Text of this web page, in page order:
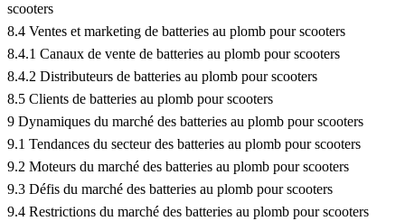
scooters
8.4 Ventes et marketing de batteries au plomb pour scooters
8.4.1 Canaux de vente de batteries au plomb pour scooters
8.4.2 Distributeurs de batteries au plomb pour scooters
8.5 Clients de batteries au plomb pour scooters
9 Dynamiques du marché des batteries au plomb pour scooters
9.1 Tendances du secteur des batteries au plomb pour scooters
9.2 Moteurs du marché des batteries au plomb pour scooters
9.3 Défis du marché des batteries au plomb pour scooters
9.4 Restrictions du marché des batteries au plomb pour scooters